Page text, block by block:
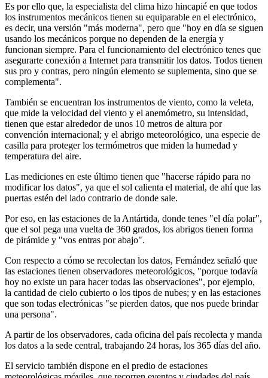
Es por ello que, la especialista del clima hizo hincapié en que todos
los instrumentos mecánicos tienen su equiparable en el electrónico,
es decir, una versión "más moderna", pero que "hoy en día se siguen
usando los mecánicos porque no dependen de la energía y
funcionan siempre. Para el funcionamiento del electrónico tenes que
asegurarte conexión a Internet para transmitir los datos. Todos tienen
sus pro y contras, pero ningún elemento se suplementa, sino que se
complementa".
También se encuentran los instrumentos de viento, como la veleta,
que mide la velocidad del viento y el anemómetro, su intensidad,
tienen que estar alrededor de unos 10 metros de altura por
convención internacional; y el abrigo meteorológico, una especie de
casilla para proteger los termómetros que miden la humedad y
temperatura del aire.
Las mediciones en este último tienen que "hacerse rápido para no
modificar los datos", ya que el sol calienta el material, de ahí que las
puertas estén del lado contrario de donde sale.
Por eso, en las estaciones de la Antártida, donde tenes "el día polar",
que el sol pega una vuelta de 360 grados, los abrigos tienen forma
de pirámide y "vos entras por abajo".
Con respecto a cómo se recolectan los datos, Fernández señaló que
las estaciones tienen observadores meteorológicos, "porque todavía
hoy no existe un para hacer todas las observaciones", por ejemplo,
la cantidad de cielo cubierto o los tipos de nubes; y en las estaciones
que son todas electrónicas "se pierden datos, que nos puede brindar
una persona".
A partir de los observadores, cada oficina del país recolecta y manda
los datos a la sede central, trabajando 24 horas, los 365 días del año.
El servicio también dispone en el predio de estaciones